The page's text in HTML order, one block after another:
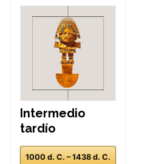
Intermedio
tardío
1000 d. C. – 1438 d. C.